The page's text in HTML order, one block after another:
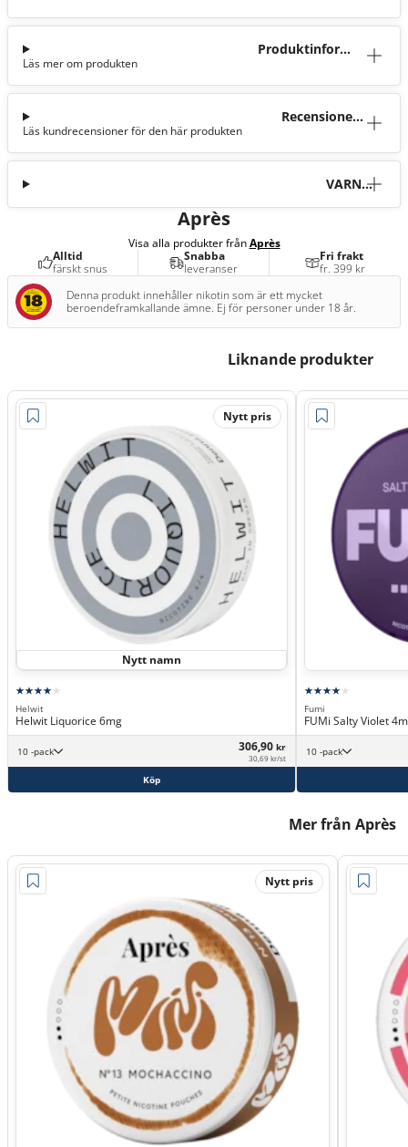
Produktinforma
Läs mer om produkten
Recensioner
Läs kundrecensioner för den här produkten
VARNI
Après
Visa alla produkter frånAprès
Alltid
färskt snus
Snabba
leveranser
Fri frakt
fr. 399 kr
Denna produkt innehåller nikotin som är ett mycket
beroendeframkallande ämne. Ej för personer under 18 år.
Liknande produkter
Nytt pris
Nytt namn
Helwit
Helwit Liquorice 6mg
10 -pack 306,90 kr
30,69 kr/st
Köp
Fumi
FUMi Salty Violet
10 -pack
Mer från Après
Nytt pris